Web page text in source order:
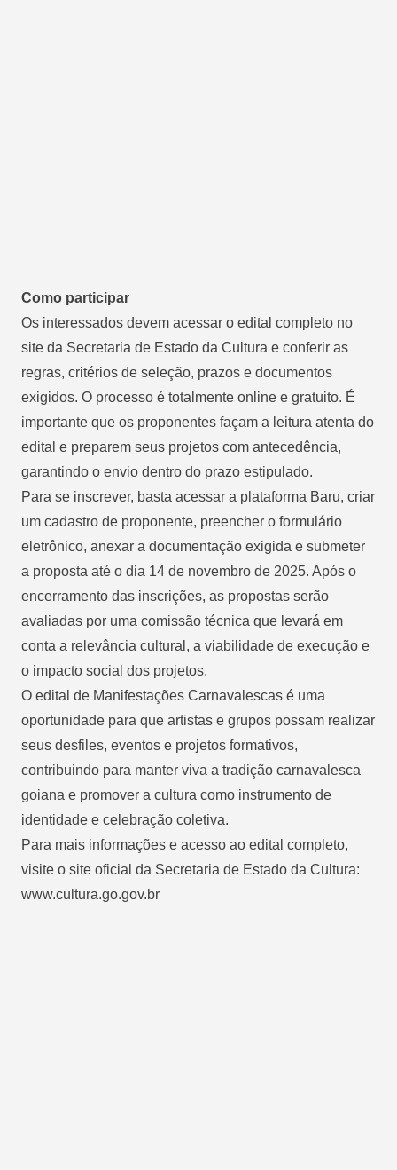
Como participar
Os interessados devem acessar o edital completo no
site da Secretaria de Estado da Cultura e conferir as
regras, critérios de seleção, prazos e documentos
exigidos. O processo é totalmente online e gratuito. É
importante que os proponentes façam a leitura atenta do
edital e preparem seus projetos com antecedência,
garantindo o envio dentro do prazo estipulado.
Para se inscrever, basta acessar a plataforma Baru, criar
um cadastro de proponente, preencher o formulário
eletrônico, anexar a documentação exigida e submeter
a proposta até o dia 14 de novembro de 2025. Após o
encerramento das inscrições, as propostas serão
avaliadas por uma comissão técnica que levará em
conta a relevância cultural, a viabilidade de execução e
o impacto social dos projetos.
O edital de Manifestações Carnavalescas é uma
oportunidade para que artistas e grupos possam realizar
seus desfiles, eventos e projetos formativos,
contribuindo para manter viva a tradição carnavalesca
goiana e promover a cultura como instrumento de
identidade e celebração coletiva.
Para mais informações e acesso ao edital completo,
visite o site oficial da Secretaria de Estado da Cultura:
www.cultura.go.gov.br